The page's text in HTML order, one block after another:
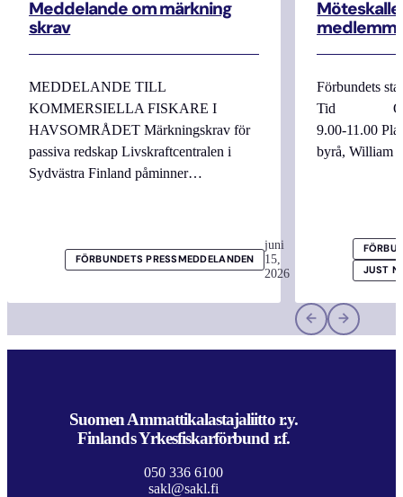
Meddelande om märkning
skrav
MEDDELANDE TILL
KOMMERSIELLA FISKARE I
HAVSOMRÅDET Märkningskrav för
passiva redskap Livskraftcentralen i
Sydvästra Finland påminner…
FÖRBUNDETS PRESSMEDDELANDEN
juni
15,
2026
Förbundets
Tid
9.00-11.00
byrå, William
JUST
Suomen Ammattikalastajaliitto r.y.
Finlands Yrkesfiskarförbund r.f.
050 336 6100
sakl@sakl.fi